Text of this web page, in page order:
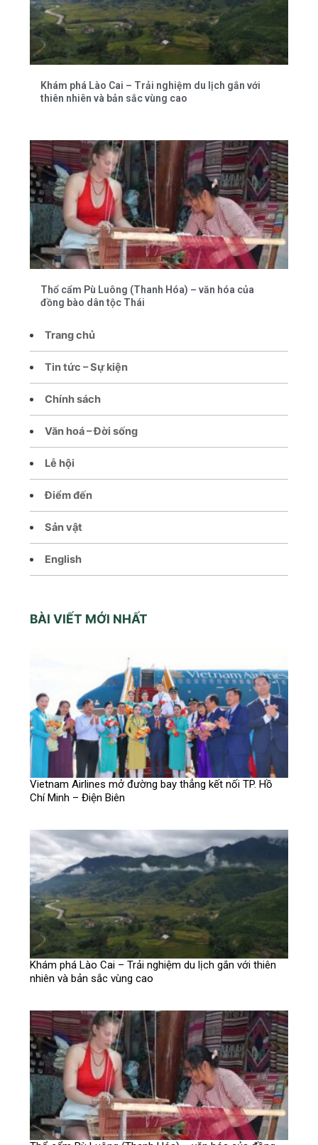
Trang chủ
Tin tức – Sự kiện
Chính sách
Văn hoá – Đời sống
Lễ hội
Điểm đến
Sản vật
English
BÀI VIẾT MỚI NHẤT
Vietnam Airlines mở đường bay thẳng kết nối TP. Hồ
Chí Minh – Điện Biên
Khám phá Lào Cai – Trải nghiệm du lịch gắn với thiên
nhiên và bản sắc vùng cao
Khám phá Lào Cai – Trải nghiệm du lịch gắn với
thiên nhiên và bản sắc vùng cao
Thổ cẩm Pù Luông (Thanh Hóa) – văn hóa của
đồng bào dân tộc Thái